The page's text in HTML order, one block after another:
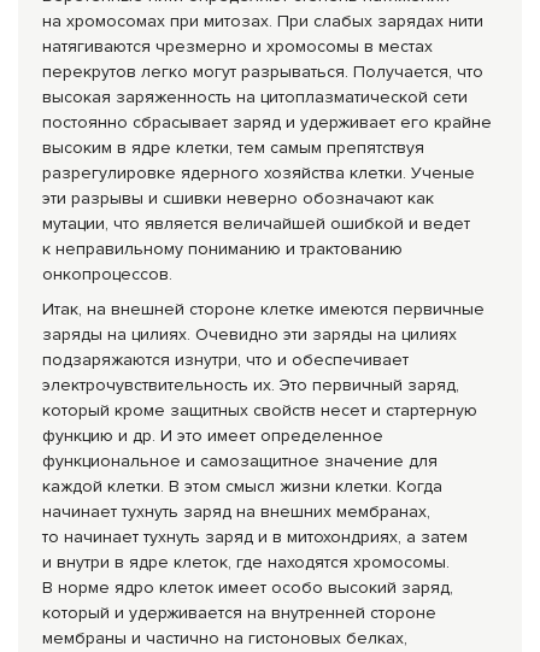
на хромосомах при митозах. При слабых зарядах нити
натягиваются чрезмерно и хромосомы в местах
перекрутов легко могут разрываться. Получается, что
высокая заряженность на цитоплазматической сети
постоянно сбрасывает заряд и удерживает его крайне
высоким в ядре клетки, тем самым препятствуя
разрегулировке ядерного хозяйства клетки. Ученые
эти разрывы и сшивки неверно обозначают как
мутации, что является величайшей ошибкой и ведет
к неправильному пониманию и трактованию
онкопроцессов.
Итак, на внешней стороне клетке имеются первичные
заряды на цилиях. Очевидно эти заряды на цилиях
подзаряжаются изнутри, что и обеспечивает
электрочувствительность их. Это первичный заряд,
который кроме защитных свойств несет и стартерную
функцию и др. И это имеет определенное
функциональное и самозащитное значение для
каждой клетки. В этом смысл жизни клетки. Когда
начинает тухнуть заряд на внешних мембранах,
то начинает тухнуть заряд и в митохондриях, а затем
и внутри в ядре клеток, где находятся хромосомы.
В норме ядро клеток имеет особо высокий заряд,
который и удерживается на внутренней стороне
мембраны и частично на гистоновых белках,